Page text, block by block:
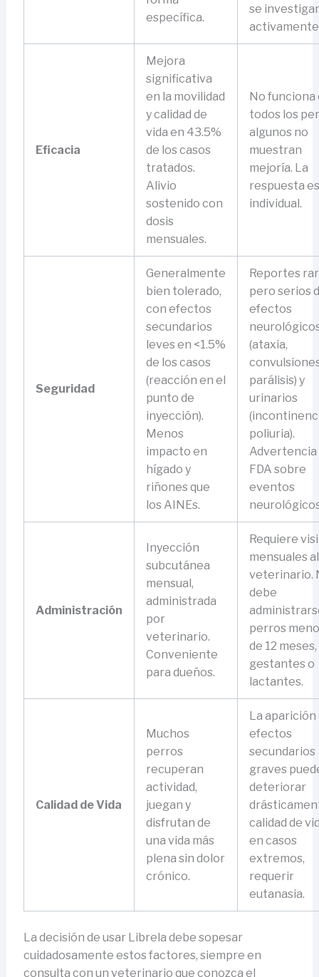
específica.
se
Eficacia
Mejora
significativa
en la movilidad
y calidad de
vida en 43.5%
de los casos
tratados.
Alivio
sostenido con
dosis
mensuales.
No funciona
todos los
algunos no
muestran
mejoría. La
respuesta es
individual.
Seguridad
Generalmente
bien tolerado,
con efectos
secundarios
leves en <1.5%
de los casos
(reacción en el
punto de
inyección).
Menos
impacto en
hígado y
riñones que
los AINEs.
Reportes
pero serios
efectos
(ataxia,
parálisis) y
urinarios
poliuria).
Advertencia
FDA sobre
eventos
Administración
Inyección
subcutánea
mensual,
administrada
por
veterinario.
Conveniente
para dueños.
Requiere
mensuales al
veterinario.
debe
perros
de 12 meses,
gestantes o
lactantes.
Calidad de Vida
Muchos
perros
recuperan
actividad,
juegan y
disfrutan de
una vida más
plena sin dolor
crónico.
La aparición
efectos
secundarios
graves
deteriorar
calidad de
en casos
extremos,
requerir
eutanasia.
La decisión de usar Librela debe sopesar
cuidadosamente estos factores, siempre en
consulta con un veterinario que conozca el